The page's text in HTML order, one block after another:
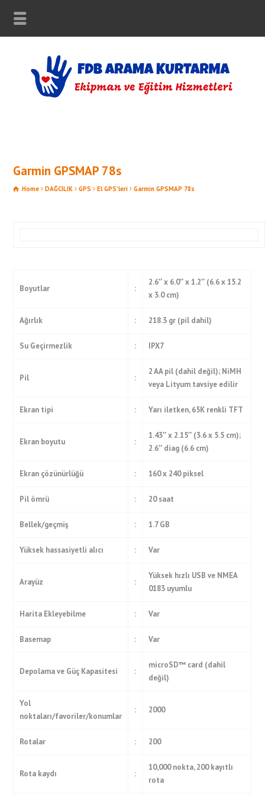
Garmin GPSMAP 78s
Home DAĞCILIK GPS El GPS’leri Garmin GPSMAP 78s
Boyutlar :
2.6″ x 6.0″ x 1.2″ (6.6 x 15.2
x 3.0 cm)
Ağırlık : 218.3 gr (pil dahil)
Su Geçirmezlik : IPX7
Pil :
2 AA pil (dahil değil); NiMH
veya Lityum tavsiye edilir
Ekran tipi : Yarı iletken, 65K renkli TFT
Ekran boyutu :
1.43″ x 2.15″ (3.6 x 5.5 cm);
2.6″ diag (6.6 cm)
Ekran çözünürlüğü : 160 x 240 piksel
Pil ömrü : 20 saat
Bellek/geçmiş : 1.7 GB
Yüksek hassasiyetli alıcı : Var
Arayüz :
Yüksek hızlı USB ve NMEA
0183 uyumlu
Harita Ekleyebilme : Var
Basemap : Var
Depolama ve Güç Kapasitesi :
microSD™ card (dahil
değil)
Yol
noktaları/favoriler/konumlar
: 2000
Rotalar : 200
Rota kaydı :
10,000 nokta, 200 kayıtlı
rota